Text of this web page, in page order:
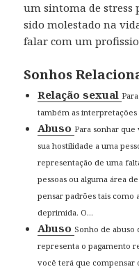
um sintoma de stress
sido molestado na
falar com um
Sonhos
Relação sexual
também as interpretações
Abuso Para sonhar
sua hostilidade a uma
representação de uma
pessoas ou alguma área
pensar padrões tais
deprimida. O...
AbusoSonho de abuso
representa o pagamento
você terá que compensar